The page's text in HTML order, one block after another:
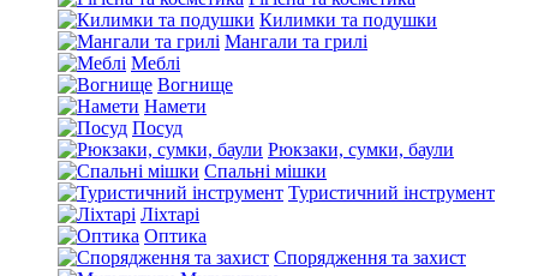
Килимки та подушки
Мангали та грилі
Меблі
Вогнище
Намети
Посуд
Рюкзаки, сумки, баули
Спальні мішки
Туристичний інструмент
Ліхтарі
Оптика
Спорядження та захист